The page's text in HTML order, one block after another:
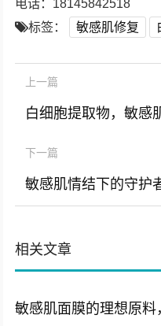
电话：18145842518
标签：
敏感肌修复
上一篇
下一篇
相关文章